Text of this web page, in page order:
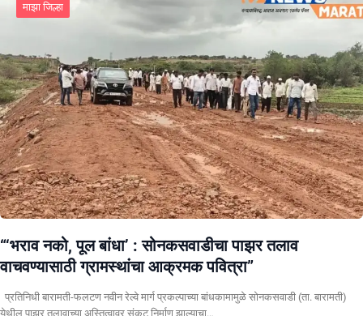
माझा जिल्हा
“‘भराव नको, पूल बांधा’ : सोनकसवाडीचा पाझर तलाव
वाचवण्यासाठी ग्रामस्थांचा आक्रमक पवित्रा”
प्रतिनिधी बारामती-फलटण नवीन रेल्वे मार्ग प्रकल्पाच्या बांधकामामुळे सोनकसवाडी (ता. बारामती)
येथील पाझर तलावाच्या अस्तित्वावर संकट निर्माण झाल्याचा…